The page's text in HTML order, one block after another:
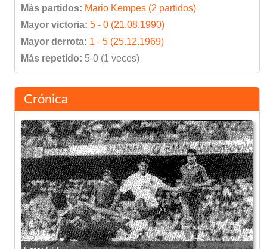
Más partidos: Mario Kempes (2 partidos)
Mayor victoria: 5 - 0 (21.08.1990)
Mayor derrota: 1 - 5 (25.12.1969)
Más repetido: 5-0 (1 veces)
Crónica